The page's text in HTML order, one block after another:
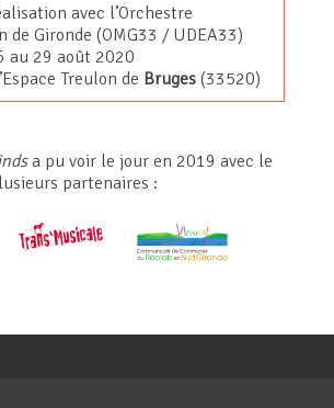
avec l’Orchestre
de Gironde (OMG33 / UDEA33)
au 29 août 2020
Treulon de Bruges (33520)
a pu voir le jour en 2019 avec le
partenaires :